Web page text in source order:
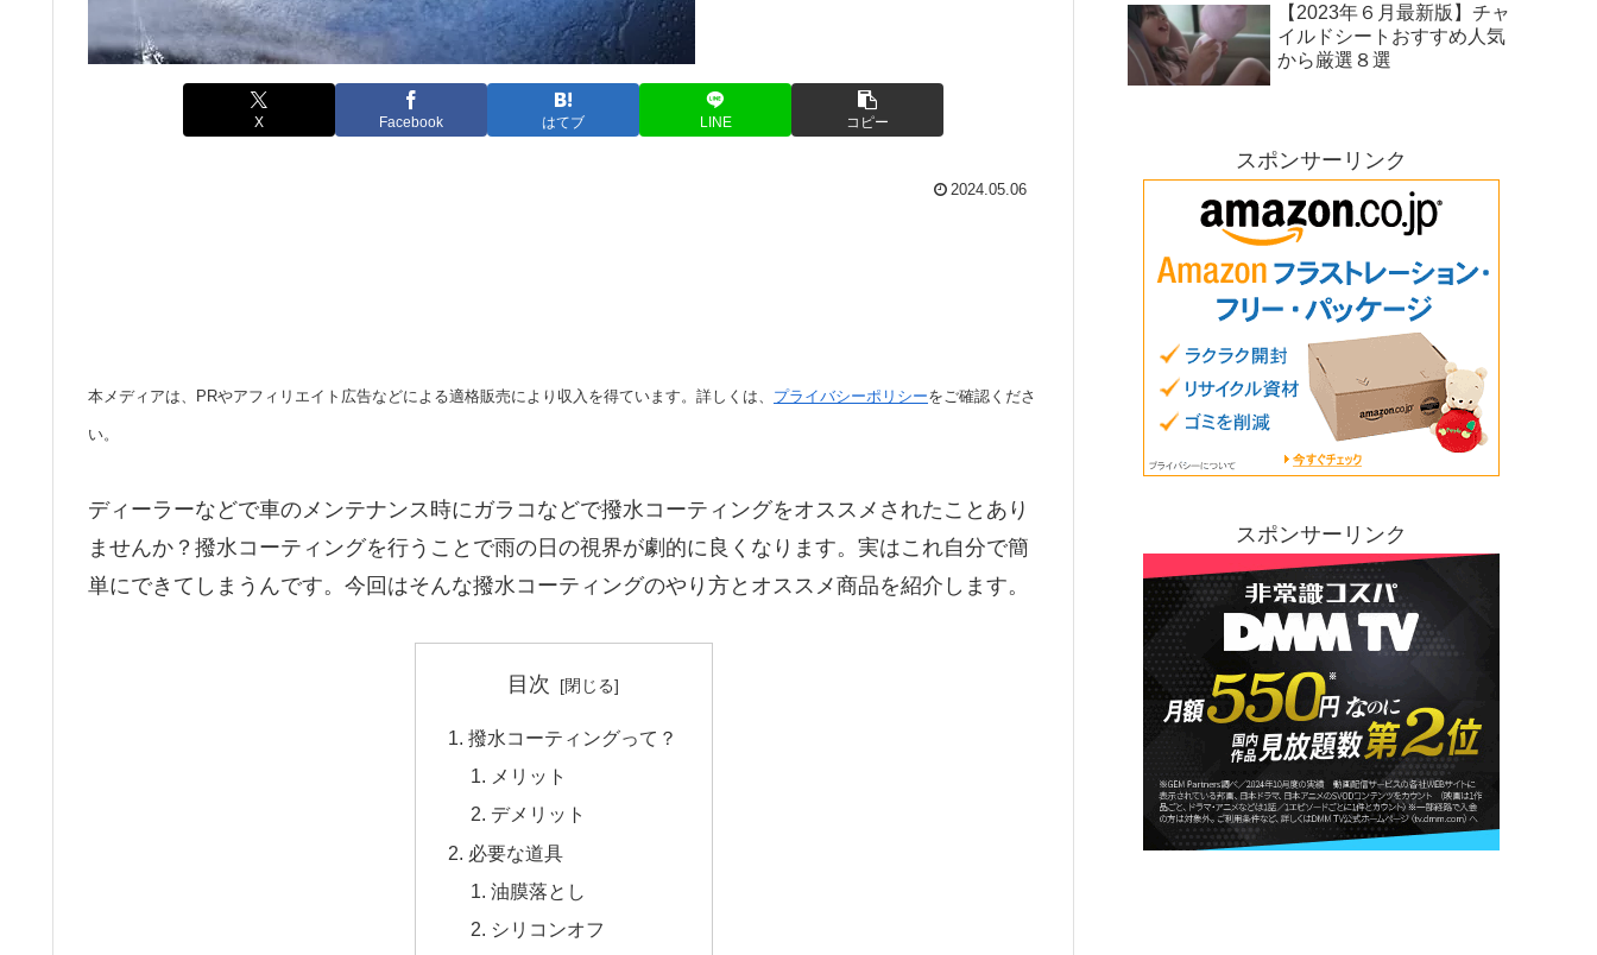
X Facebook はてブ LINE コピー
2024.05.06
本メディアは、PRやアフィリエイト広告などによる適格販売により収入を得ています。詳しくは、 プライバシーポリシーをご確認くださ
い。
ディーラーなどで車のメンテナンス時にガラコなどで撥水コーティングをオススメされたことあり
ませんか？撥水コーティングを行うことで雨の日の視界が劇的に良くなります。実はこれ自分で簡
単にできてしまうんです。今回はそんな撥水コーティングのやり方とオススメ商品を紹介します。
目次
撥水コーティングって？
メリット
デメリット
必要な道具
油膜落とし
シリコンオフ
【2023年６月最新版】チャ
イルドシートおすすめ人気
から厳選８選
スポンサーリンク
スポンサーリンク